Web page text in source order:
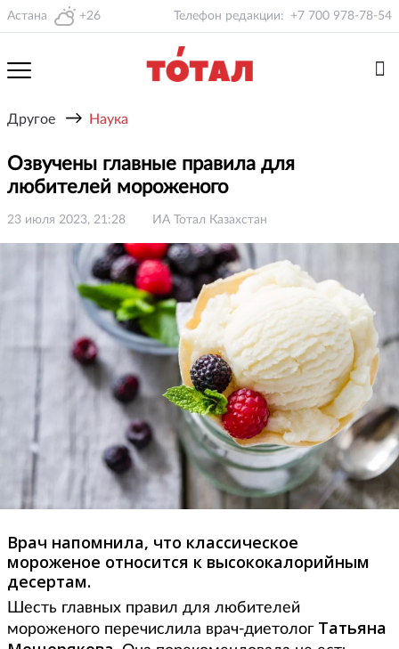
Астана +26 Телефон редакции: +7 700 978-78-54
Другое → Наука
Озвучены главные правила для
любителей мороженого
23 июля 2023, 21:28 ИА Тотал Казахстан
Врач напомнила, что классическое
мороженое относится к высококалорийным
десертам.
Шесть главных правил для любителей
мороженого перечислила врач-диетолог Татьяна